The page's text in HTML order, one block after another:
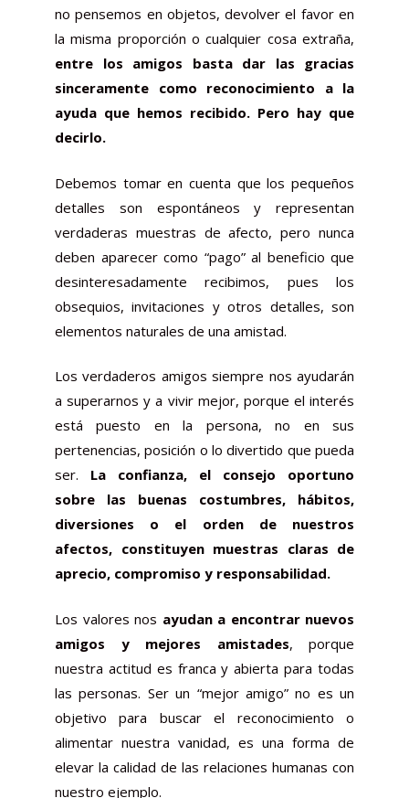
no pensemos en objetos, devolver el favor en
la misma proporción o cualquier cosa extraña,
entre los amigos basta dar las gracias
sinceramente como reconocimiento a la
ayuda que hemos recibido. Pero hay que
decirlo.
Debemos tomar en cuenta que los pequeños
detalles son espontáneos y representan
verdaderas muestras de afecto, pero nunca
deben aparecer como “pago” al beneficio que
desinteresadamente recibimos, pues los
obsequios, invitaciones y otros detalles, son
elementos naturales de una amistad.
Los verdaderos amigos siempre nos ayudarán
a superarnos y a vivir mejor, porque el interés
está puesto en la persona, no en sus
pertenencias, posición o lo divertido que pueda
ser. La confianza, el consejo oportuno
sobre las buenas costumbres, hábitos,
diversiones o el orden de nuestros
afectos, constituyen muestras claras de
aprecio, compromiso y responsabilidad.
Los valores nos ayudan a encontrar nuevos
amigos y mejores amistades, porque
nuestra actitud es franca y abierta para todas
las personas. Ser un “mejor amigo” no es un
objetivo para buscar el reconocimiento o
alimentar nuestra vanidad, es una forma de
elevar la calidad de las relaciones humanas con
nuestro ejemplo.